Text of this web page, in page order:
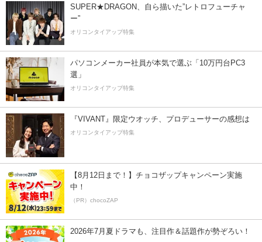
SUPER★DRAGON、自ら描いた”レトロフューチャ
ー”
オリコンタイアップ特集
パソコンメーカー社員が本気で選ぶ「10万円台PC3
選」
オリコンタイアップ特集
『VIVANT』限定ウオッチ、プロデューサーの感想は
オリコンタイアップ特集
【8月12日まで！】チョコザップキャンペーン実施
中！
（PR）chocoZAP
2026年7月夏ドラマも、注目作＆話題作が勢ぞろい！